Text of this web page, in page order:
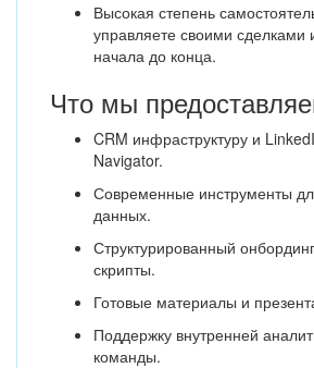
Высокая степень
управляете своими сделками
начала до конца.
Что мы
CRM инфраструктуру и
Navigator.
Современные инструменты
данных.
Структурированный
скрипты.
Готовые материалы и
Поддержку внутренней
команды.